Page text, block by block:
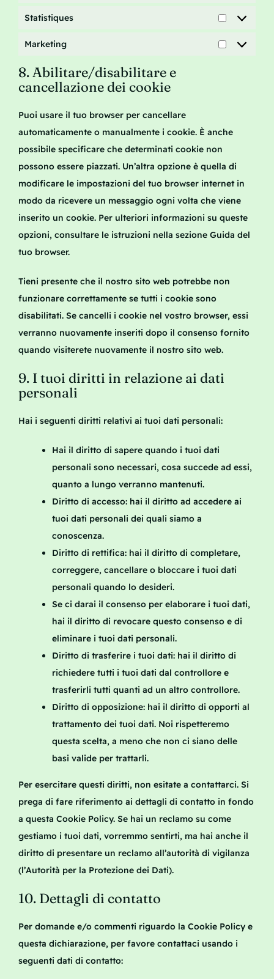
Statistiques
Marketing
8. Abilitare/disabilitare e
cancellazione dei cookie
Puoi usare il tuo browser per cancellare
automaticamente o manualmente i cookie. È anche
possibile specificare che determinati cookie non
possono essere piazzati. Un’altra opzione è quella di
modificare le impostazioni del tuo browser internet in
modo da ricevere un messaggio ogni volta che viene
inserito un cookie. Per ulteriori informazioni su queste
opzioni, consultare le istruzioni nella sezione Guida del
tuo browser.
Tieni presente che il nostro sito web potrebbe non
funzionare correttamente se tutti i cookie sono
disabilitati. Se cancelli i cookie nel vostro browser, essi
verranno nuovamente inseriti dopo il consenso fornito
quando visiterete nuovamente il nostro sito web.
9. I tuoi diritti in relazione ai dati
personali
Hai i seguenti diritti relativi ai tuoi dati personali:
Hai il diritto di sapere quando i tuoi dati
personali sono necessari, cosa succede ad essi,
quanto a lungo verranno mantenuti.
Diritto di accesso: hai il diritto ad accedere ai
tuoi dati personali dei quali siamo a
conoscenza.
Diritto di rettifica: hai il diritto di completare,
correggere, cancellare o bloccare i tuoi dati
personali quando lo desideri.
Se ci darai il consenso per elaborare i tuoi dati,
hai il diritto di revocare questo consenso e di
eliminare i tuoi dati personali.
Diritto di trasferire i tuoi dati: hai il diritto di
richiedere tutti i tuoi dati dal controllore e
trasferirli tutti quanti ad un altro controllore.
Diritto di opposizione: hai il diritto di opporti al
trattamento dei tuoi dati. Noi rispetteremo
questa scelta, a meno che non ci siano delle
basi valide per trattarli.
Per esercitare questi diritti, non esitate a contattarci. Si
prega di fare riferimento ai dettagli di contatto in fondo
a questa Cookie Policy. Se hai un reclamo su come
gestiamo i tuoi dati, vorremmo sentirti, ma hai anche il
diritto di presentare un reclamo all’autorità di vigilanza
(l’Autorità per la Protezione dei Dati).
10. Dettagli di contatto
Per domande e/o commenti riguardo la Cookie Policy e
questa dichiarazione, per favore contattaci usando i
seguenti dati di contatto: